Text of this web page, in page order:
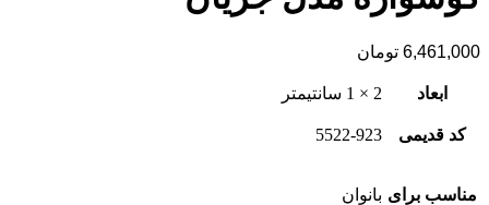
6,461,000 تومان
ابعاد 2 × 1 سانتیمتر
کد قدیمی 5522-923
مناسب برای بانوان